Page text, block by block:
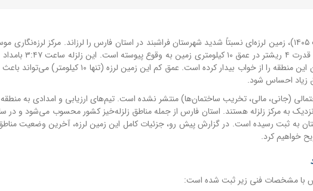
مرکز لرزه‌نگاری
پیوسته است.
این زلزله
این منطقه را از خواب بیدار کرده است.
عمق کم این زمین لرزه (تنها ۱۰
زیاد احساس شود.
(جانی، مالی، تخریب ساختمان‌ها) منتشر نشده است. تیم‌های ارزیابی و امدادی به منطقه
به مرکز زلزله هستند. استان فارس از جمله مناطق زلزله‌خیز کشور محسوب می‌شود و در
به ثبت رسیده است. در گزارش پیش رو، جزئیات کامل این زمین لرزه، آخرین وضعیت
خواهیم کرد.
با مشخصات فنی زیر ثبت شده است: